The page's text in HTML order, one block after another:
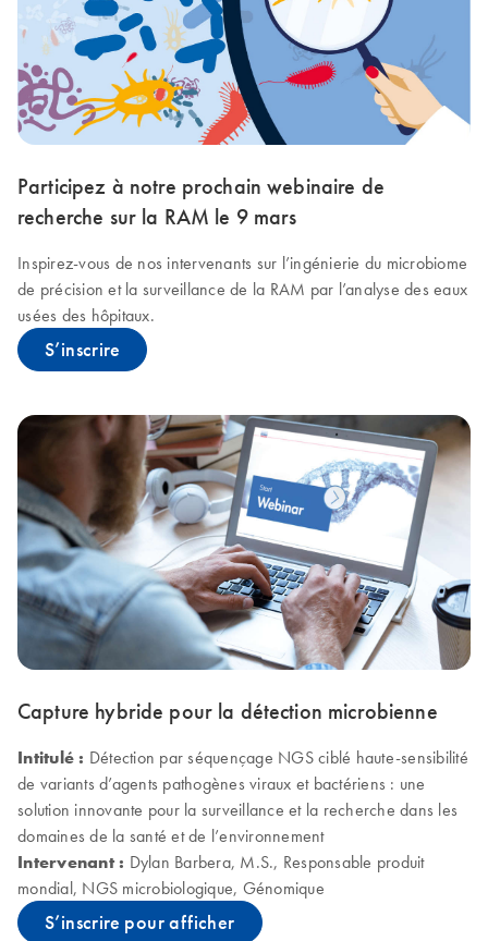
Participez à notre prochain webinaire de
recherche sur la RAM le 9 mars
Inspirez-vous de nos intervenants sur l’ingénierie du microbiome
de précision et la surveillance de la RAM par l’analyse des eaux
usées des hôpitaux.
S’inscrire
Capture hybride pour la détection microbienne
Intitulé : Détection par séquençage NGS ciblé haute-sensibilité
de variants d’agents pathogènes viraux et bactériens : une
solution innovante pour la surveillance et la recherche dans les
domaines de la santé et de l’environnement
Intervenant : Dylan Barbera, M.S., Responsable produit
mondial, NGS microbiologique, Génomique
S’inscrire pour afficher